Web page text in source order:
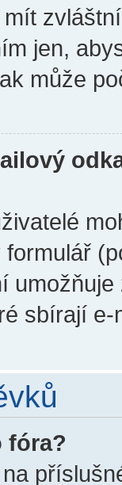
jen,
může
sbírají e-
fóra?